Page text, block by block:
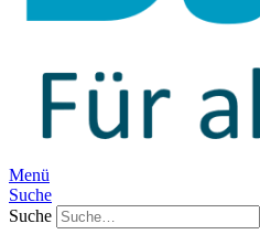
Menü
Suche
Suche